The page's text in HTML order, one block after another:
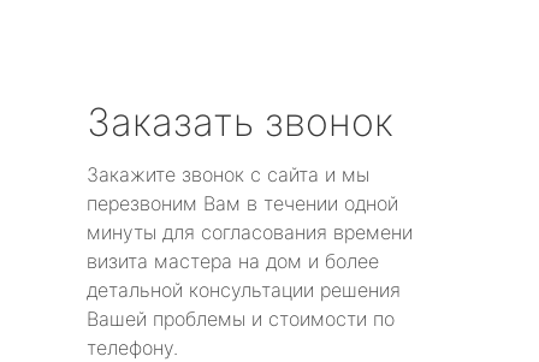
Заказать звонок
Закажите звонок с сайта и мы
перезвоним Вам в течении одной
минуты для согласования времени
визита мастера на дом и более
детальной консультации решения
Вашей проблемы и стоимости по
телефону.